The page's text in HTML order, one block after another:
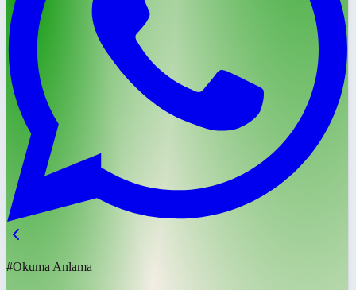
#Okuma Anlama